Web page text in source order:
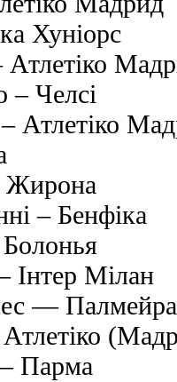
Хуніорс
Атлетіко
– Челсі
Атлетіко
Жирона
– Бенфіка
Інтер Мілан
—
Парма